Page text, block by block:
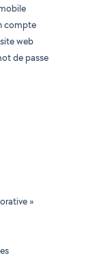
compte
web
de passe
»